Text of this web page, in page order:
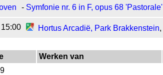
- Symfonie nr. 6 in F, opus 68 'Pastorale'
15:00 Hortus Arcadië, Park Brakkenstein,
Werken van